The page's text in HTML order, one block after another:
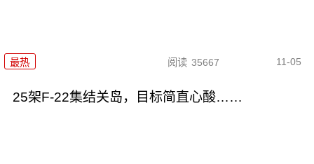
最热 阅读 35667 11-05
25架F-22集结关岛，目标简直心酸……